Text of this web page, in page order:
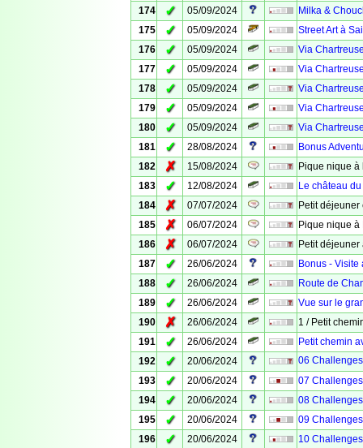
174
✓ 05/09/2024
Milka &
175
✓ 05/09/2024
Street Art à
176
✓ 05/09/2024
Via
177
✓ 05/09/2024
Via
178
✓ 05/09/2024
Via
179
✓ 05/09/2024
Via
180
✓ 05/09/2024
Via
181
✓ 28/08/2024
Bonus
182
✗ 15/08/2024
Pique nique à
183
✓ 12/08/2024
Le château
184
✗ 07/07/2024
Petit déjeuner
185
✗ 06/07/2024
Pique nique à
186
✗ 06/07/2024
Petit
187
✓ 26/06/2024
Bonus -
188
✓ 26/06/2024
Route de
189
✓ 26/06/2024
Vue sur le
190
✗ 26/06/2024
1 / Petit
191
✓ 26/06/2024
Petit chemin
192
✓ 20/06/2024
06
193
✓ 20/06/2024
07
194
✓ 20/06/2024
08
195
✓ 20/06/2024
09
196
✓ 20/06/2024
10